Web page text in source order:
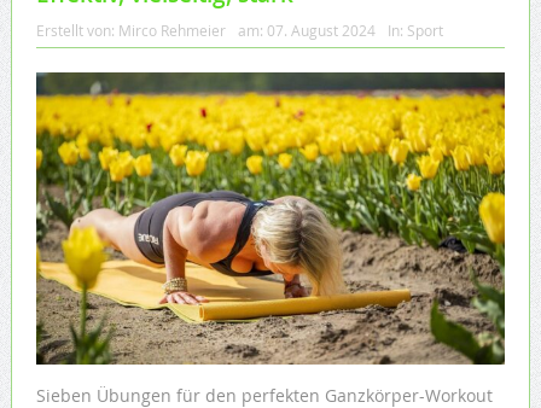
Erstellt von: Mirco Rehmeier am: 07. August 2024 In: Sport
Sieben Übungen für den perfekten Ganzkörper-Workout